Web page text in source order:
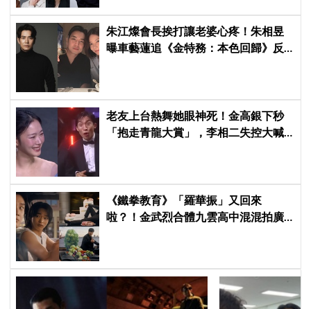
朱江燦會長挨打讓老婆心疼！朱相昱
曝車藝蓮追《金特務：本色回歸》反
老友上台熱舞她眼神死！金高銀下秒
「抱走青龍大賞」，李相二失控大喊
《鐵拳教育》「羅華振」又回來
啦？！金武烈合體九雲高中混混拍廣